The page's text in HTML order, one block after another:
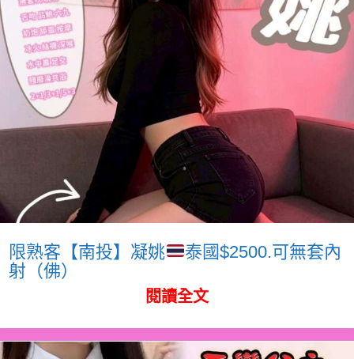
限熟客【南投】凝姚
泰國$2500.可無套內
射（佛）
閱讀全文